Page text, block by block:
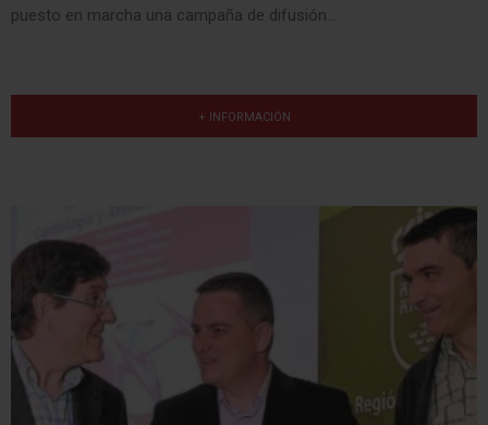
puesto en marcha una campaña de difusión...
+ INFORMACIÓN